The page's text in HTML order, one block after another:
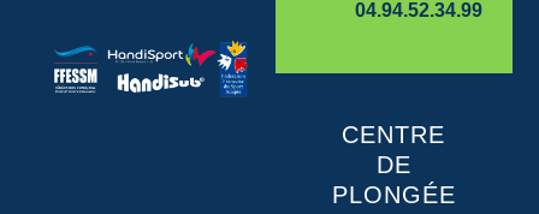
04.94.52.34.99
CENTRE
DE
PLONGÉE